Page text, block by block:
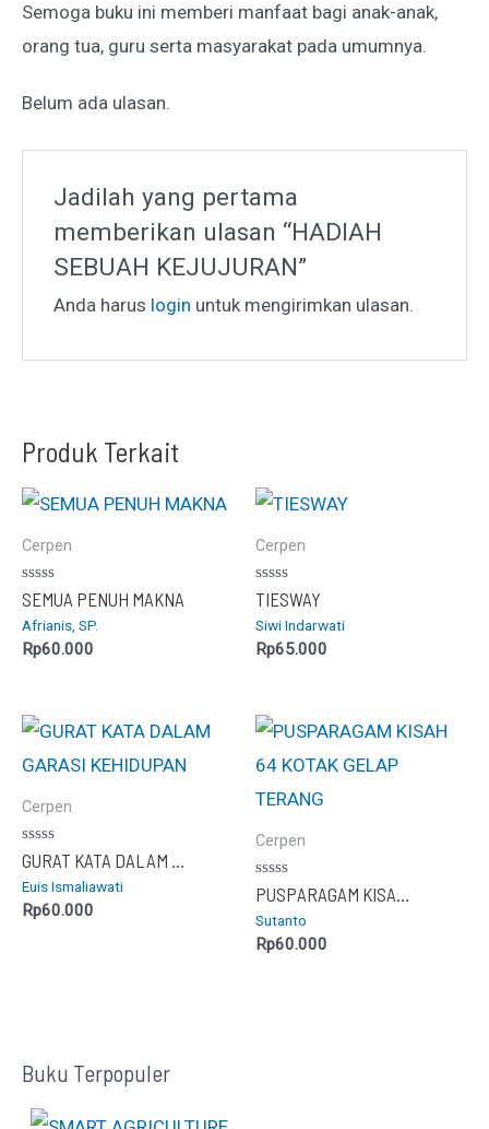
Semoga buku ini memberi manfaat bagi anak-anak,
orang tua, guru serta masyarakat pada umumnya.
Belum ada ulasan.
Jadilah yang pertama
memberikan ulasan “HADIAH
SEBUAH KEJUJURAN”
Anda harus login untuk mengirimkan ulasan.
Produk Terkait
Cerpen
Dinilai
0
dari
5
SEMUA PENUH MAKNA
Afrianis, SP.
Rp60.000
Cerpen
Dinilai
0
dari
5
TIESWAY
Siwi Indarwati
Rp65.000
Cerpen
Dinilai
0
dari
5
Euis Ismaliawati
Rp60.000
Cerpen
Dinilai
0
dari
5
Sutanto
Rp60.000
Buku Terpopuler